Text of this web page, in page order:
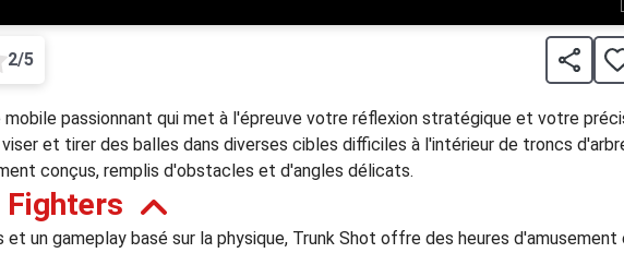
2/5
mobile passionnant qui met à l'épreuve votre réflexion stratégique et votre
et tirer des balles dans diverses cibles difficiles à l'intérieur de troncs
conçus, remplis d'obstacles et d'angles délicats.
Fighters
un gameplay basé sur la physique, Trunk Shot offre des heures